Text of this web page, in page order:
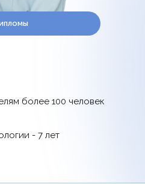
более 100 человек
- 7 лет